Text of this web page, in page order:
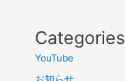
Categories
YouTube